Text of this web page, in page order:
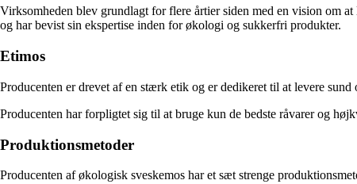
Virksomheden blev grundlagt for flere årtier siden med en vision om
og har bevist sin ekspertise inden for økologi og sukkerfri produkter.
Etimos
Producenten er drevet af en stærk etik og er dedikeret til at levere
Producenten har forpligtet sig til at bruge kun de bedste råvarer og
Produktionsmetoder
Producenten af økologisk sveskemos har et sæt strenge